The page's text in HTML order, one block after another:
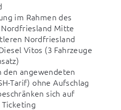
im Rahmen des
Mitte
Nordfriesland
Vitos (3 Fahrzeuge
angewendeten
Tarif) ohne Aufschlag
sich auf